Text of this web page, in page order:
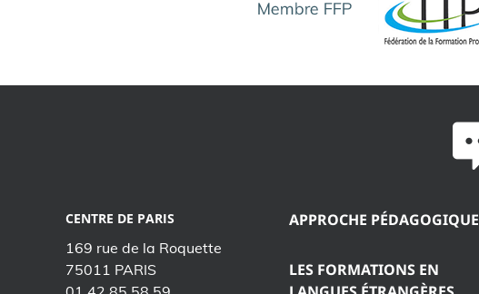
CENTRE DE PARIS
169 rue de la Roquette
75011 PARIS
APPROCHE PÉDAGOGIQUE
LES FORMATIONS EN